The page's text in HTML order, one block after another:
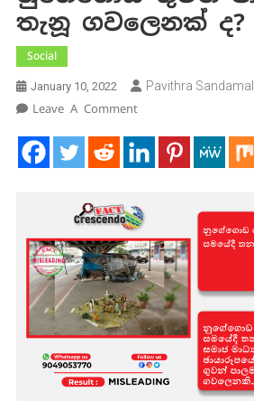
තැනූ ගවලෙනක් ද?
Social
January 10, 2022 Pavithra
Leave A CommentOn
ගුවන්
පාලම
තැනූ
ගවලෙනක්
ද?